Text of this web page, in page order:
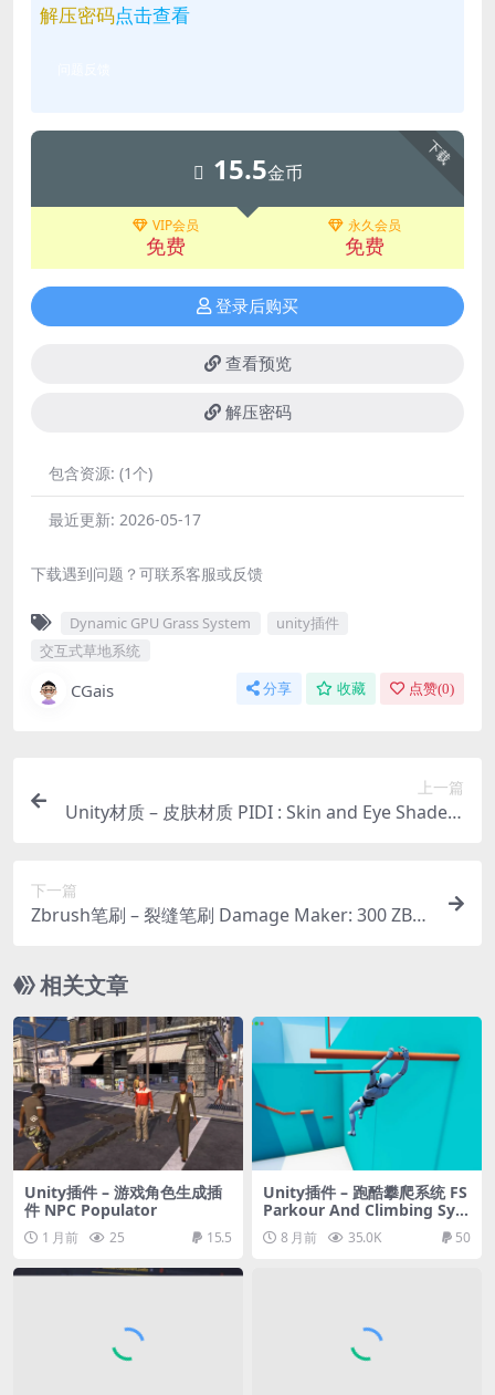
解压密码点击查看
下载
15.5金币
VIP会员
免费
永久会员
免费
登录后购买
查看预览
解压密码
包含资源: (1个)
最近更新: 2026-05-17
下载遇到问题？可联系客服或反馈
Dynamic GPU Grass System
unity插件
交互式草地系统
CGais 分享 收藏 点赞(0)
上一篇
Unity材质 – 皮肤材质 PIDI : Skin and Eye Shaders
下一篇
Zbrush笔刷 – 裂缝笔刷 Damage Maker: 300 ZBru
相关文章
Unity插件 – 游戏角色生成插
件 NPC Populator
1 月前 25 15.5
Unity插件 – 跑酷攀爬系统 FS
Parkour And Climbing Syst
em8 月前 35.0K 50